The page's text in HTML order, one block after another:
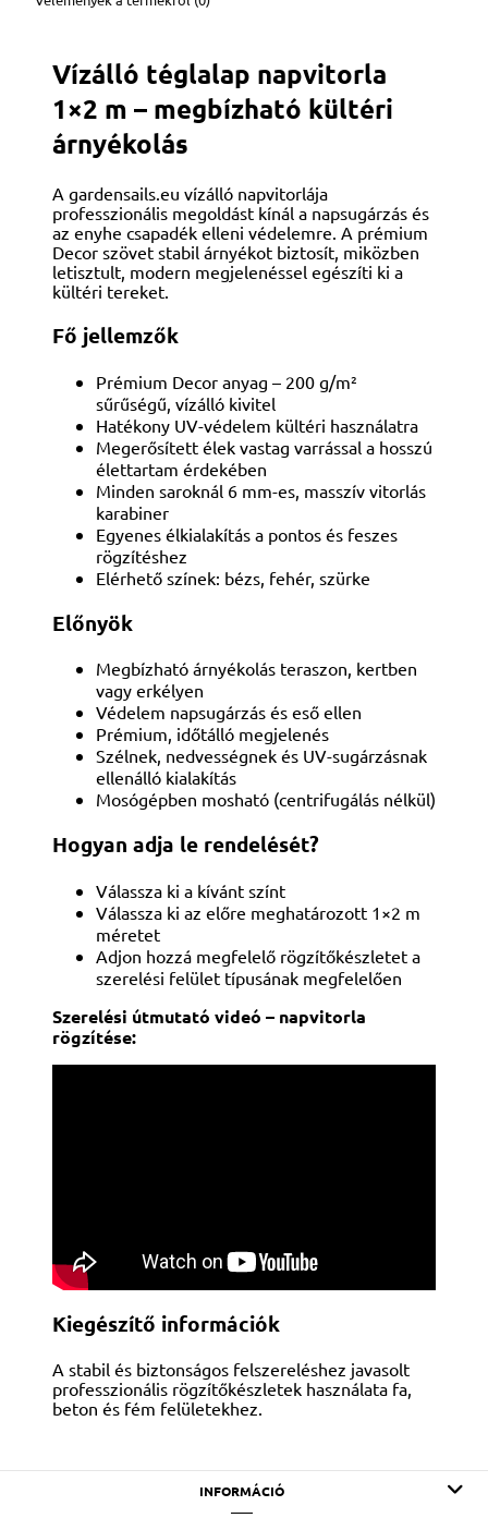
Vízálló téglalap napvitorla
1×2 m – megbízható kültéri
árnyékolás
A gardensails.eu vízálló napvitorlája
professzionális megoldást kínál a napsugárzás és
az enyhe csapadék elleni védelemre. A prémium
Decor szövet stabil árnyékot biztosít, miközben
letisztult, modern megjelenéssel egészíti ki a
kültéri tereket.
Fő jellemzők
Prémium Decor anyag – 200 g/m²
sűrűségű, vízálló kivitel
Hatékony UV-védelem kültéri használatra
Megerősített élek vastag varrással a hosszú
élettartam érdekében
Minden saroknál 6 mm-es, masszív vitorlás
karabiner
Egyenes élkialakítás a pontos és feszes
rögzítéshez
Elérhető színek: bézs, fehér, szürke
Előnyök
Megbízható árnyékolás teraszon, kertben
vagy erkélyen
Védelem napsugárzás és eső ellen
Prémium, időtálló megjelenés
Szélnek, nedvességnek és UV-sugárzásnak
ellenálló kialakítás
Mosógépben mosható (centrifugálás nélkül)
Hogyan adja le rendelését?
Válassza ki a kívánt színt
Válassza ki az előre meghatározott 1×2 m
méretet
Adjon hozzá megfelelő rögzítőkészletet a
szerelési felület típusának megfelelően
Szerelési útmutató videó – napvitorla
rögzítése:
Kiegészítő információk
A stabil és biztonságos felszereléshez javasolt
professzionális rögzítőkészletek használata fa,
beton és fém felületekhez.
INFORMÁCIÓ